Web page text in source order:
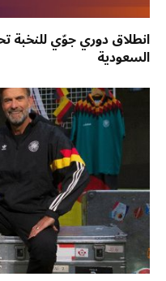
السعودية